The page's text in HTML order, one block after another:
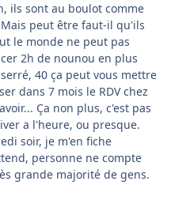
ils sont au boulot comme
peut être faut-il qu'ils
le monde ne peut pas
2h de nounou en plus
40 ça peut vous mettre
dans 7 mois le RDV chez
Ça non plus, c'est pas
a l'heure, ou presque.
soir, je m'en fiche
personne ne compte
grande majorité de gens.